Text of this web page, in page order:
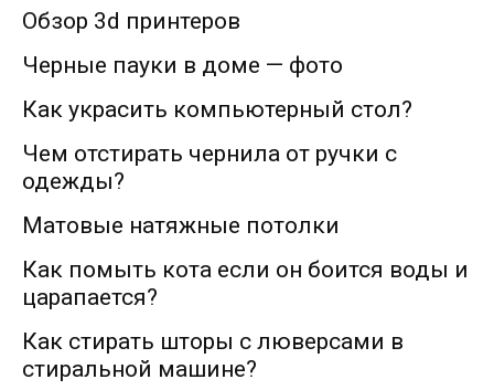
Обзор 3d принтеров
Черные пауки в доме — фото
Как украсить компьютерный стол?
Чем отстирать чернила от ручки с
одежды?
Матовые натяжные потолки
Как помыть кота если он боится воды и
царапается?
Как стирать шторы с люверсами в
стиральной машине?